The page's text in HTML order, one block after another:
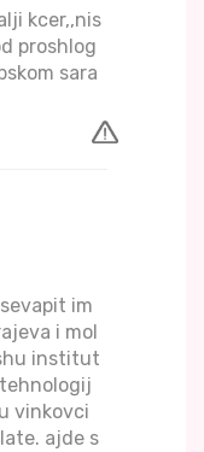
kcer,,nis
proshlog
sara
im
i mol
institut
vinkovci
ajde s